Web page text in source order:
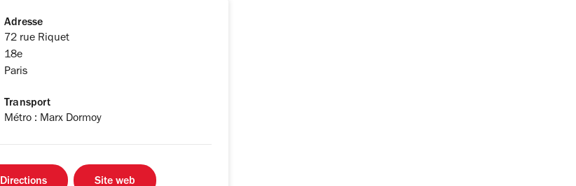
Adresse
72 rue Riquet
18e
Paris
Transport
Métro : Marx Dormoy
Directions Site web